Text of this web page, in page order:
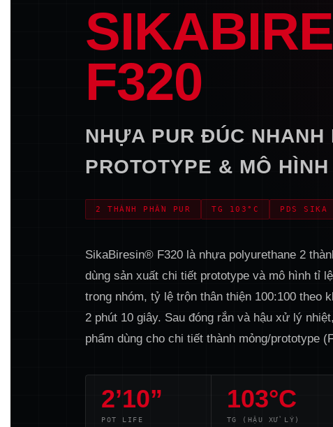
F320
NHỰA PUR ĐÚC NHANH
PROTOTYPE & MÔ
2 THÀNH PHẦN PUR TG 103°C PDS
SikaBiresin® F320 là nhựa polyurethane 2
dùng sản xuất chi tiết prototype và mô hình tỉ
trong nhóm, tỷ lệ trộn thân thiện 100:100
2 phút 10 giây. Sau đóng rắn và hậu xử lý
phẩm dùng cho chi tiết thành mỏng/prototype
2’10”
POT LIFE
103°C
TG (HẬU XỬ LÝ)